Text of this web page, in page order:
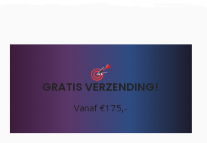
GRATIS VERZENDING!
Vanaf €175,-